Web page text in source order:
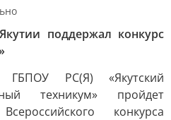
поддержал конкурс
РС(Я) «Якутский
техникум» пройдет
конкурса